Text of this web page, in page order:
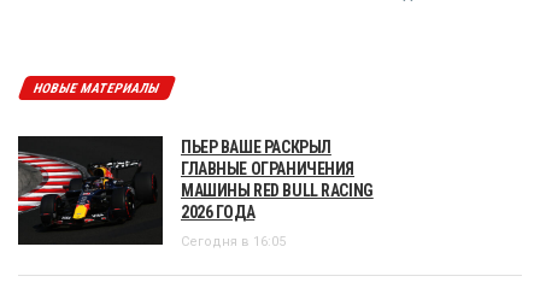
НОВЫЕ МАТЕРИАЛЫ
ПЬЕР ВАШЕ РАСКРЫЛ
ГЛАВНЫЕ ОГРАНИЧЕНИЯ
МАШИНЫ RED BULL RACING
2026 ГОДА
Сегодня в 16:05